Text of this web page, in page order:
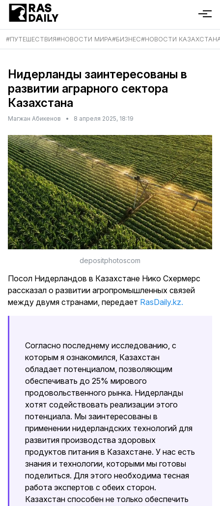
#ПУТЕШЕСТВИЯ#НОВОСТИ МИРА#БИЗНЕС#НОВОСТИ
Нидерланды заинтересованы в
развитии аграрного сектора
Казахстана
Магжан Абикенов • 8 апреля 2025, 18:19
depositphotoscom
Посол Нидерландов в Казахстане Нико Схермерс
рассказал о развитии агропромышленных связей
между двумя странами, передает RasDaily.kz.
Согласно последнему исследованию, с
которым я ознакомился, Казахстан
обладает потенциалом, позволяющим
обеспечивать до 25% мирового
продовольственного рынка. Нидерланды
хотят содействовать реализации этого
потенциала. Мы заинтересованы в
применении нидерландских технологий для
развития производства здоровых
продуктов питания в Казахстане. У нас есть
знания и технологии, которыми мы готовы
поделиться. Для этого необходима тесная
работа экспертов с обеих сторон.
Казахстан способен не только обеспечить